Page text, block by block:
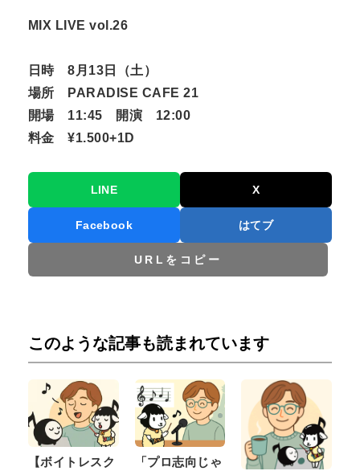
MIX LIVE vol.26
日時 8月13日（土）
場所 PARADISE CAFE 21
開場 11:45 開演 12:00
料金 ¥1.500+1D
LINE X
Facebook はてブ
URLをコピー
このような記事も読まれています
【ボイトレスク
「プロ志向じゃ